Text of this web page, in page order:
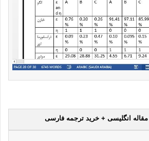
مقاله انگلیسی + خرید ترجمه فارسی